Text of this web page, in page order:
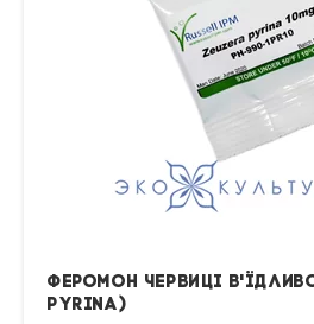
Феромон червиці
pyrina)